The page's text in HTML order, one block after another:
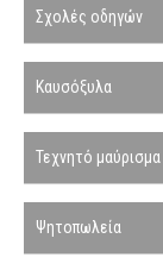
Σχολές οδηγών
Καυσόξυλα
Τεχνητό μαύρισμα
Ψητοπωλεία